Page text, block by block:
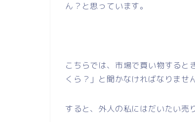
ん？と思っています。
こちらでは、市場で買い物すると
くら？」と聞かなければなりません
すると、外人の私にはだいたい売